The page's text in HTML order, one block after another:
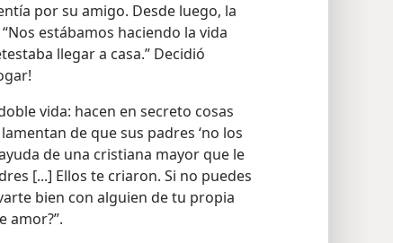
por su amigo. Desde luego, la
estábamos haciendo la vida
llegar a casa.” Decidió
vida: hacen en secreto cosas
de que sus padres ‘no los
de una cristiana mayor que le
[...] Ellos te criaron. Si no puedes
bien con alguien de tu propia
amor?”.